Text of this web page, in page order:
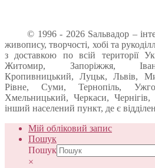
© 1996 - 2026 Sальвадор –
живопису, творчості, хобі та
з доставкою по всій території
Житомир, Запоріжжя,
Кропивницький, Луцьк, Львів,
Рівне, Суми, Тернопіль,
Хмельницький, Черкаси,
інший населений пункт, де є
Мій обліковий запис
Пошук
Пошук
×